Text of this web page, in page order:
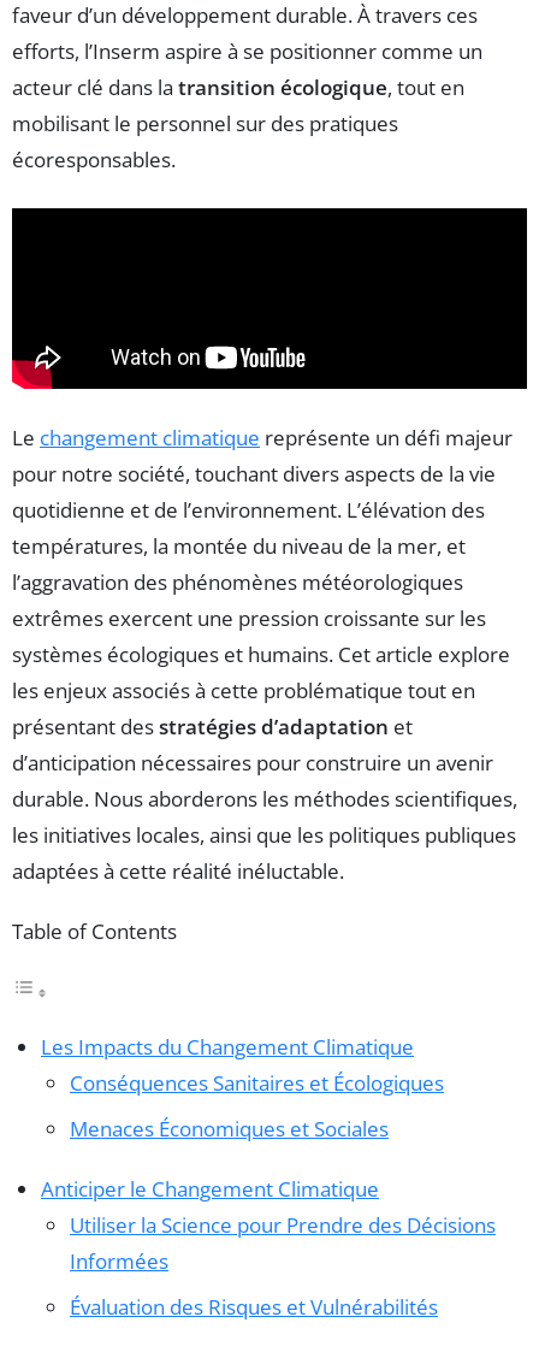
faveur d’un développement durable. À travers ces
efforts, l’Inserm aspire à se positionner comme un
acteur clé dans la transition écologique, tout en
mobilisant le personnel sur des pratiques
écoresponsables.
Le changement climatique représente un défi majeur
pour notre société, touchant divers aspects de la vie
quotidienne et de l’environnement. L’élévation des
températures, la montée du niveau de la mer, et
l’aggravation des phénomènes météorologiques
extrêmes exercent une pression croissante sur les
systèmes écologiques et humains. Cet article explore
les enjeux associés à cette problématique tout en
présentant desstratégies d’adaptation et
d’anticipation nécessaires pour construire un avenir
durable. Nous aborderons les méthodes scientifiques,
les initiatives locales, ainsi que les politiques publiques
adaptées à cette réalité inéluctable.
Table of Contents
Les Impacts du Changement Climatique
Conséquences Sanitaires et Écologiques
Menaces Économiques et Sociales
Anticiper le Changement Climatique
Utiliser la Science pour Prendre des Décisions
Informées
Évaluation des Risques et Vulnérabilités